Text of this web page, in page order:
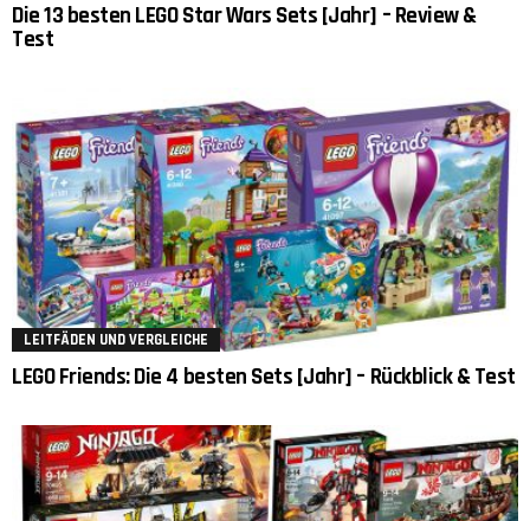
Die 13 besten LEGO Star Wars Sets [Jahr] – Review &
Test
LEITFÄDEN UND VERGLEICHE
LEGO Friends: Die 4 besten Sets [Jahr] – Rückblick & Test